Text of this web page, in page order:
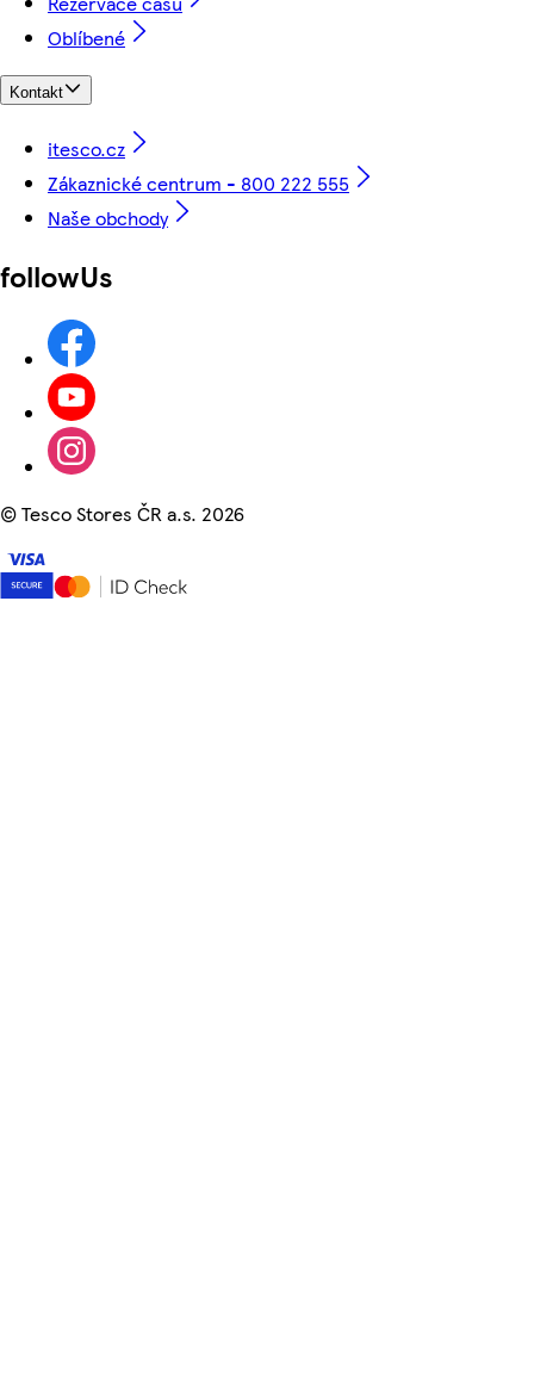
Oblíbené
Kontakt
itesco.cz
Zákaznické centrum - 800 222 555
Naše obchody
followUs
©Tesco Stores ČR a.s. 2026